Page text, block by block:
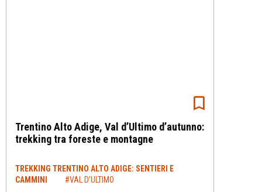
Trentino Alto Adige, Val d’Ultimo d’autunno:
trekking tra foreste e montagne
TREKKING TRENTINO ALTO ADIGE: SENTIERI E
CAMMINI
#VAL D’ULTIMO